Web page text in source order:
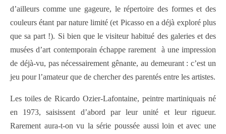
d’ailleurs comme une gageure, le répertoire des formes et des
couleurs étant par nature limité (et Picasso en a déjà exploré plus
que sa part !). Si bien que le visiteur habitué des galeries et des
musées d’art contemporain échappe rarement à une impression
de déjà-vu, pas nécessairement gênante, au demeurant : c’est un
jeu pour l’amateur que de chercher des parentés entre les artistes.
Les toiles de Ricardo Ozier-Lafontaine, peintre martiniquais né
en 1973, saisissent d’abord par leur unité et leur rigueur.
Rarement aura-t-on vu la série poussée aussi loin et avec une